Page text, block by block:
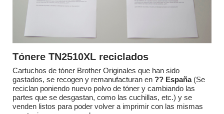
Tónere TN2510XL reciclados
Cartuchos de tóner Brother Originales que han sido
gastados, se recogen y remanufacturan en ?? España (Se
reciclan poniendo nuevo polvo de tóner y cambiando las
partes que se desgastan, como las cuchillas, etc.) y se
venden listos para poder volver a imprimir con las mismas